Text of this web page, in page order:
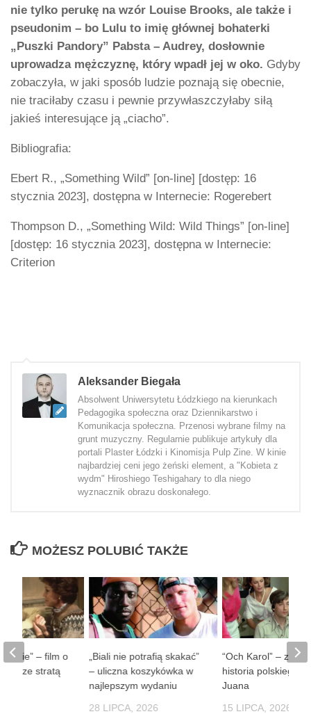
nie tylko perukę na wzór Louise Brooks, ale także i
pseudonim – bo Lulu to imię głównej bohaterki
„Puszki Pandory” Pabsta – Audrey, dosłownie
uprowadza mężczyznę, który wpadł jej w oko. Gdyby
zobaczyła, w jaki sposób ludzie poznają się obecnie,
nie traciłaby czasu i pewnie przywłaszczyłaby siłą
jakieś interesujące ją „ciacho”.
Bibliografia:
Ebert R., „Something Wild” [on-line] [dostęp: 16
stycznia 2023], dostępna w Internecie: Rogerebert
Thompson D., „Something Wild: Wild Things” [on-line]
[dostęp: 16 stycznia 2023], dostępna w Internecie:
Criterion
Aleksander Biegała
Absolwent Uniwersytetu Łódzkiego na kierunkach
Pedagogika społeczna oraz Dziennikarstwo i
Komunikacja społeczna. Przenosi wybrane filmy na
grunt muzyczny. Regularnie publikuje artykuły dla
portali Plaster Łódzki i Kinomisja Pulp Zine. W kinie
najbardziej ceni jego żeński element, a "Kobieta z
wydm" Hiroshiego Teshigahary to dla niego
wyznacznik obrazu doskonałego.
MOŻESZ POLUBIĆ TAKŻE
„Biali nie potrafią skakać”
– uliczna koszykówka w
najlepszym wydaniu
28 LIPCA, 2026
“Och Karol” –
historia polskiego
Juana
15 LIPCA, 2026
ludzie” – film o
ze stratą